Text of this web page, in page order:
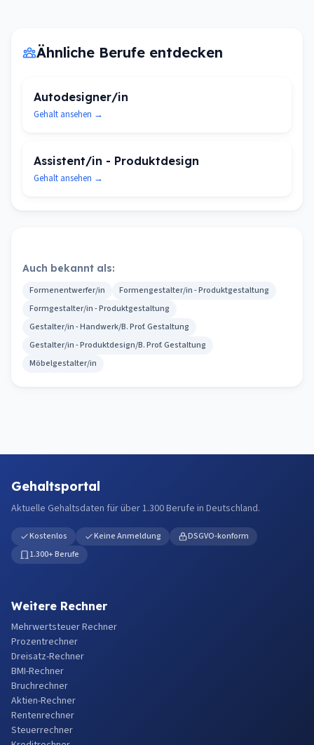
Ähnliche Berufe entdecken
Autodesigner/in
Gehalt ansehen →
Assistent/in - Produktdesign
Gehalt ansehen →
Auch bekannt als:
Formenentwerfer/in
Formengestalter/in - Produktgestaltung
Formgestalter/in - Produktgestaltung
Gestalter/in - Handwerk/B. Prof. Gestaltung
Gestalter/in - Produktdesign/B. Prof. Gestaltung
Möbelgestalter/in
Gehaltsportal
Aktuelle Gehaltsdaten für über 1.300 Berufe in Deutschland.
Kostenlos Keine Anmeldung
DSGVO-konform
1.300+ Berufe
Weitere Rechner
Mehrwertsteuer Rechner
Prozentrechner
Dreisatz-Rechner
BMI-Rechner
Bruchrechner
Aktien-Rechner
Rentenrechner
Steuerrechner